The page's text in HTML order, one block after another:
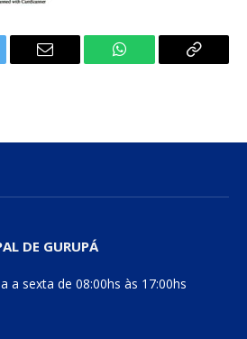
E-
WhatsApp Copiar
DE GURUPÁ
a sexta de 08:00hs às 17:00hs